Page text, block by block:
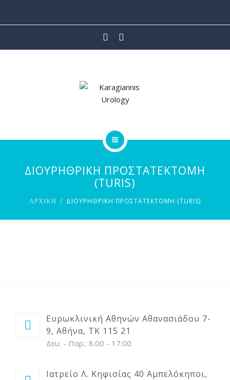
ΟΙ ΙΑΤΡΟΙ
ΙΑΤΡΙΚΕΣ ΥΠΗΡΕΣΙΕΣ
ΔΙΟΥΡΗΘΡΙΚΗ ΠΡΟΣΤΑΤΕΚΤΟΜΗ
(TURIS)
ΑΡΧΙΚΗ ΔΙΟΥΡΗΘΡΙΚΗ ΠΡΟΣΤΑΤΕΚΤΟΜΗ (TURIS)
Ευρωκλινική Αθηνών Αθανασιάδου 7-
9, Αθήνα, ΤΚ 115 21
Δευ. - Παρ.: 8:00 - 17:00
Ιατρείο Λ. Κηφισίας 40 Αμπελόκηποι,